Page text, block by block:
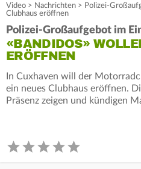
Video > Nachrichten > Polizei-
Clubhaus eröffnen
Polizei-Großaufgebot im
«BANDIDOS»
ERÖFFNEN
In Cuxhaven will der
ein neues Clubhaus eröffnen.
Präsenz zeigen und kündigen